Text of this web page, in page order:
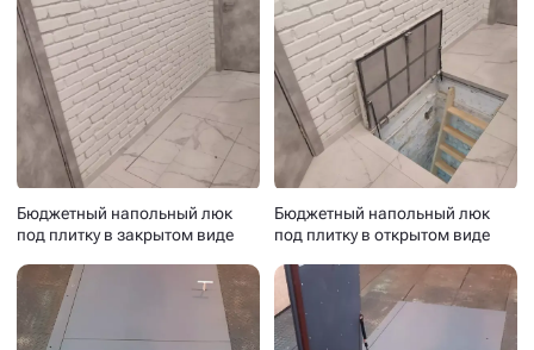
Бюджетный напольный люк
под плитку в закрытом виде
Бюджетный напольный люк
под плитку в открытом виде